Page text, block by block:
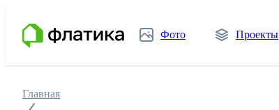
Фото Проекты
Главная